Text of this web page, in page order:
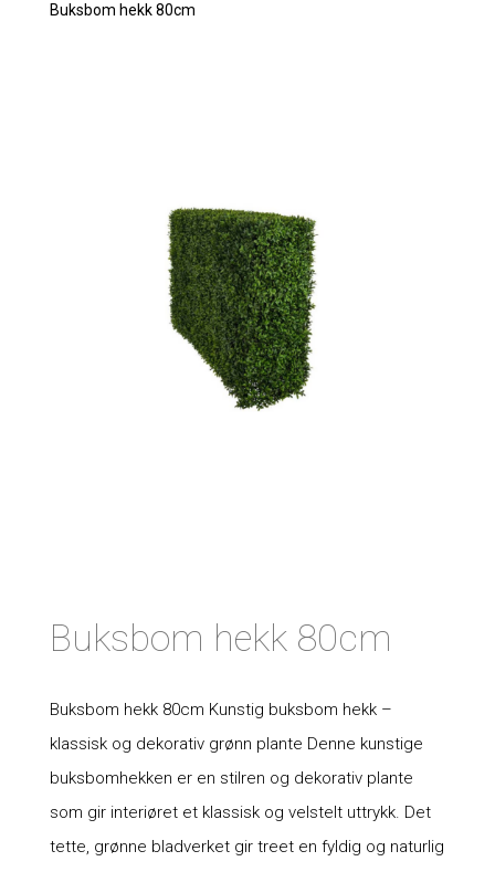
Buksbom hekk 80cm
Buksbom hekk 80cm
Buksbom hekk 80cm Kunstig buksbom hekk –
klassisk og dekorativ grønn plante Denne kunstige
buksbomhekken er en stilren og dekorativ plante
som gir interiøret et klassisk og velstelt uttrykk. Det
tette, grønne bladverket gir treet en fyldig og naturlig